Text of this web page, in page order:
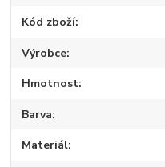
Kód zboží
Výrobce
Hmotnost
Barva
Materiál